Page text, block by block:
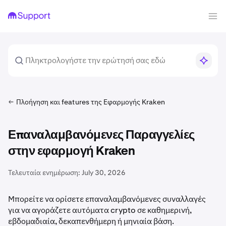
Πλοήγηση και features της Εφαρμογής Kraken
Επαναλαμβανόμενες Παραγγελίες
στην εφαρμογή Kraken
Τελευταία ενημέρωση: July 30, 2026
Μπορείτε να ορίσετε επαναλαμβανόμενες συναλλαγές
για να αγοράζετε αυτόματα crypto σε καθημερινή,
εβδομαδιαία, δεκαπενθήμερη ή μηνιαία βάση.